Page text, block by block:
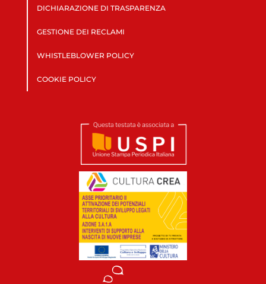
DICHIARAZIONE DI TRASPARENZA
GESTIONE DEI RECLAMI
WHISTLEBLOWER POLICY
COOKIE POLICY